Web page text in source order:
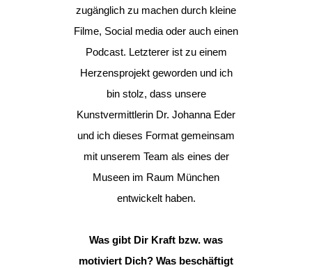
zugänglich zu machen durch kleine
Filme, Social media oder auch einen
Podcast. Letzterer ist zu einem
Herzensprojekt geworden und ich
bin stolz, dass unsere
Kunstvermittlerin Dr. Johanna Eder
und ich dieses Format gemeinsam
mit unserem Team als eines der
Museen im Raum München
entwickelt haben.
Was gibt Dir Kraft bzw. was
motiviert Dich? Was beschäftigt